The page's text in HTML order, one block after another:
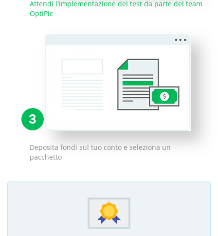
Attendi l'implementazione del test da parte del team
OptiPic
3
Deposita fondi sul tuo conto e seleziona un
pacchetto